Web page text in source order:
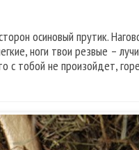
осиновый прутик.
ноги твои резвые –
с тобой не произойдет,